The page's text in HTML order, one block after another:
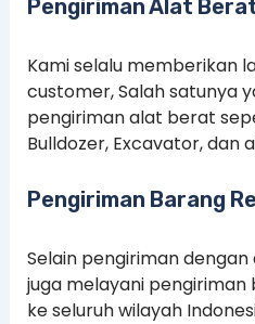
Pengiriman Alat
Kami selalu memberikan
customer, Salah satunya
pengiriman alat berat
Bulldozer, Excavator, dan
Pengiriman Barang
Selain pengiriman
juga melayani
ke seluruh wilayah